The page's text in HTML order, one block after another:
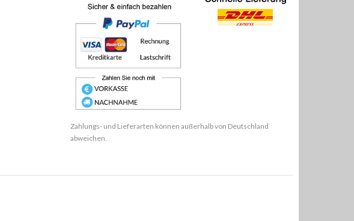
Zahlungs- und Lieferarten können außerhalb von Deutschland
abweichen.